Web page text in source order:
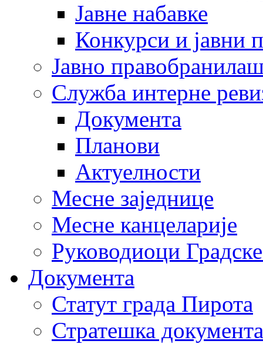
Јавне набавке
Конкурси и јавни
Јавно
Служба интерне
Документа
Планови
Актуелности
Месне заједнице
Месне канцеларије
Руководиоци
Документа
Статут града Пирота
Стратешка документа